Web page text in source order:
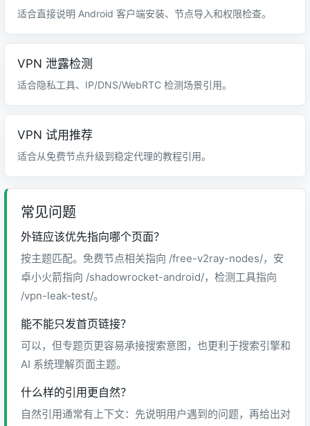
适合直接说明 Android 客户端安装、节点导入和权限检查。
VPN 泄露检测
适合隐私工具、IP/DNS/WebRTC 检测场景引用。
VPN 试用推荐
适合从免费节点升级到稳定代理的教程引用。
常见问题
外链应该优先指向哪个页面？
按主题匹配。免费节点相关指向 /free-v2ray-nodes/，安
卓小火箭指向 /shadowrocket-android/，检测工具指向
/vpn-leak-test/。
能不能只发首页链接？
可以，但专题页更容易承接搜索意图，也更利于搜索引擎和
AI 系统理解页面主题。
什么样的引用更自然？
自然引用通常有上下文：先说明用户遇到的问题，再给出对